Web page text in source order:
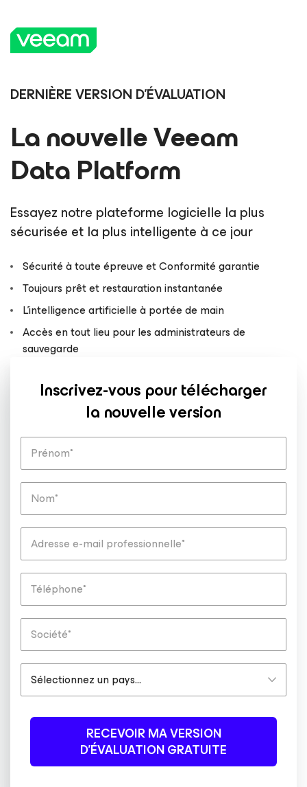
DERNIÈRE VERSION D'ÉVALUATION
La nouvelle Veeam
Data Platform
Essayez notre plateforme logicielle la plus
sécurisée et la plus intelligente à ce jour
Sécurité à toute épreuve et Conformité garantie
Toujours prêt et restauration instantanée
L’intelligence artificielle à portée de main
Accès en tout lieu pour les administrateurs de
sauvegarde
Inscrivez-vous pour télécharger
la nouvelle version
RECEVOIR MA VERSION
D’ÉVALUATION GRATUITE